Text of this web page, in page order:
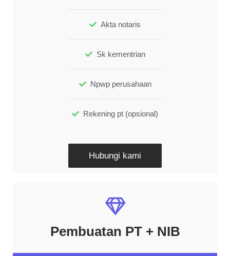
Akta notaris
Sk kementrian
Npwp perusahaan
Rekening pt (opsional)
Hubungi kami
Pembuatan PT + NIB